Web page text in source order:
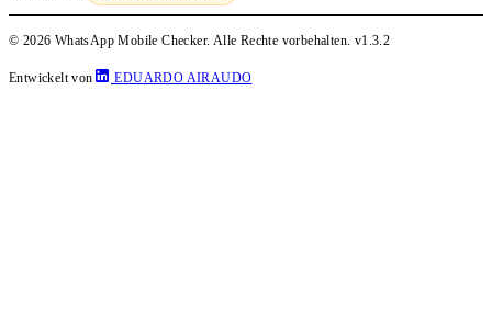
© 2026 WhatsApp Mobile Checker. Alle Rechte vorbehalten. v1.3.2
Entwickelt von EDUARDO AIRAUDO